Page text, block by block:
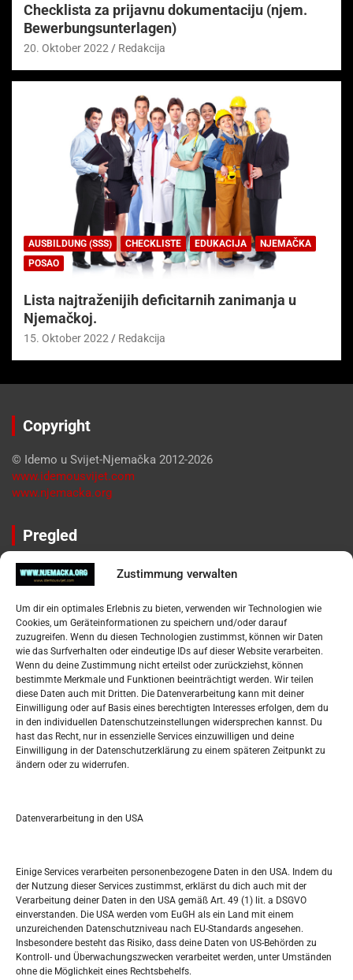
Zustimmung verwalten
Um dir ein optimales Erlebnis zu bieten, verwenden wir Technologien wie
Cookies, um Geräteinformationen zu speichern und/oder darauf
zuzugreifen. Wenn du diesen Technologien zustimmst, können wir Daten
wie das Surfverhalten oder eindeutige IDs auf dieser Website verarbeiten.
Wenn du deine Zustimmung nicht erteilst oder zurückziehst, können
bestimmte Merkmale und Funktionen beeinträchtigt werden. Wir teilen
diese Daten auch mit Dritten. Die Datenverarbeitung kann mit deiner
Einwilligung oder auf Basis eines berechtigten Interesses erfolgen, dem du
in den individuellen Datenschutzeinstellungen widersprechen kannst. Du
hast das Recht, nur in essenzielle Services einzuwilligen und deine
Einwilligung in der Datenschutzerklärung zu einem späteren Zeitpunkt zu
ändern oder zu widerrufen.
Datenverarbeitung in den USA
Einige Services verarbeiten personenbezogene Daten in den USA. Indem du
der Nutzung dieser Services zustimmst, erklärst du dich auch mit der
Verarbeitung deiner Daten in den USA gemäß Art. 49 (1) lit. a DSGVO
einverstanden. Die USA werden vom EuGH als ein Land mit einem
unzureichenden Datenschutzniveau nach EU-Standards angesehen.
Insbesondere besteht das Risiko, dass deine Daten von US-Behörden zu
Kontroll- und Überwachungszwecken verarbeitet werden, unter Umständen
ohne die Möglichkeit eines Rechtsbehelfs.
Checklista za prijavnu dokumentaciju (njem.
Bewerbungsunterlagen)
20. Oktober 2022 Redakcija
AUSBILDUNG (SSS) CHECKLISTE EDUKACIJA
NJEMAČKA
POSAO
Lista najtraženijih deficitarnih zanimanja u
Njemačkoj.
15. Oktober 2022 Redakcija
Copyright
© Idemo u Svijet-Njemačka 2012-2026
www.idemousvijet.com
www.njemacka.org
Pregled
Impressum
Datenschutzerklärung
Widerufsbelehrung
Oglašavanje / Postavite svoj oglas
Tko je “Idemo u Svijet – Njemačka?
Pretražite stranicu:
S
e
a
h
M D M D F S S
1
3 4 5 6 7 8
10 11 12 13 14 15 16